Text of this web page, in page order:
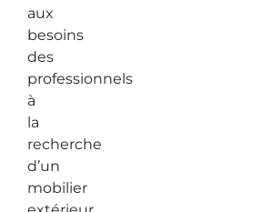
aux
besoins
des
professionnels
à
la
recherche
d’un
mobilier